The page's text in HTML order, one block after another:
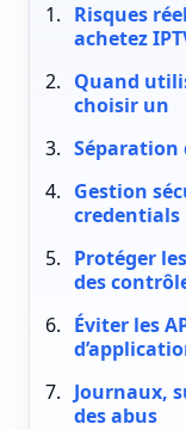
Risques
achetez
Quand
choisir un
Séparation
Gestion
credentials
Protéger
des
Éviter les
Journaux,
des abus